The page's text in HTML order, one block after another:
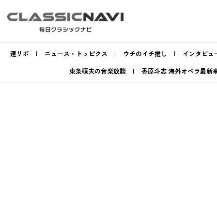
速リポ ニュース・トッピクス ウチのイチ推し
インタビュ
東条碩夫の音楽放談
香原斗志 海外オペラ最新